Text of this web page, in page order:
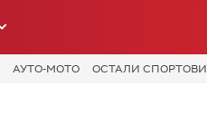
АУТО-МОТО ОСТАЛИ СПОРТОВИ